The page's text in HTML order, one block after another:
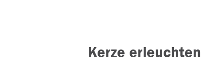
Kerze erleuchten